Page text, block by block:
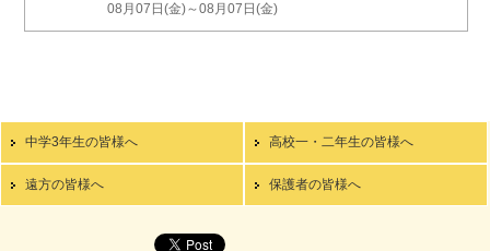
08月07日(金)～08月07日(金)
中学3年生の皆様へ 高校一・二年生の皆様へ
遠方の皆様へ 保護者の皆様へ